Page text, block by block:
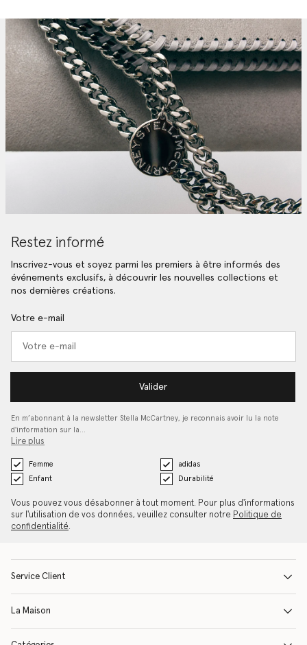
Restez informé
Inscrivez-vous et soyez parmi les premiers à être informés des
événements exclusifs, à découvrir les nouvelles collections et
nos dernières créations.
Votre e-mail
Valider
En m’abonnant à la newsletter Stella McCartney, je reconnais avoir lu la note
d'information sur la…
Lire plus
Femme
adidas
Enfant
Durabilité
Vous pouvez vous désabonner à tout moment. Pour plus d'informations
sur l'utilisation de vos données, veuillez consulter notre Politique de
confidentialité.
Service Client
La Maison